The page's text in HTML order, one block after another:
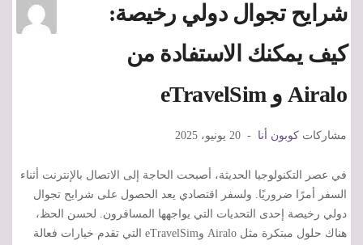
شرايح تجوال دولي رخيصة:
كيف يمكنك الاستفادة من
Airalo و eTravelSim
مشاركات كوبون أنا 20 يونيو، 2025
في عصر التكنولوجيا الحديثة، أصبحت الحاجة إلى الاتصال بالإنترنت أثناء
السفر أمرًا ضروريًا. ولسفر اقتصادي يعد الحصول على شرايح تجوال
دولي رخيصة إحدى التحديات التي يواجهها المسافرون. لحسن الحظ،
هناك حلول مبتكرة مثل Airalo وeTravelSim التي تقدم خيارات فعالة